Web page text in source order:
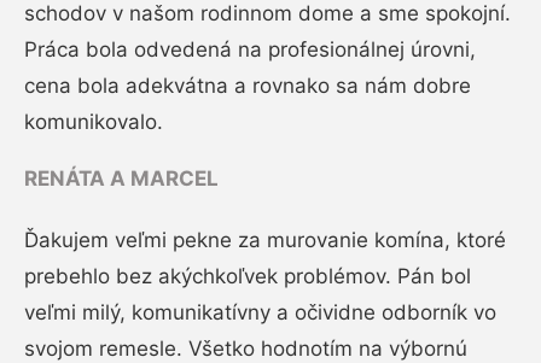
schodov v našom rodinnom dome a sme spokojní.
Práca bola odvedená na profesionálnej úrovni,
cena bola adekvátna a rovnako sa nám dobre
komunikovalo.
RENÁTA A MARCEL
Ďakujem veľmi pekne za murovanie komína, ktoré
prebehlo bez akýchkoľvek problémov. Pán bol
veľmi milý, komunikatívny a očividne odborník vo
svojom remesle. Všetko hodnotím na výbornú